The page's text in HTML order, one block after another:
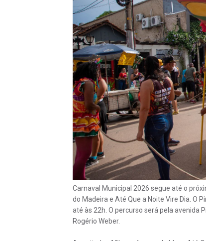
Carnaval Municipal 2026 segue até o
do Madeira e Até Que a Noite Vire Dia. O
até às 22h. O percurso será pela avenida
Rogério Weber.